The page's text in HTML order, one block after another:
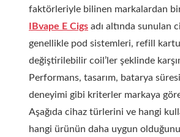
faktörleriyle bilinen markalardan
IBvape E Cigs adı altında sunulan
genellikle pod sistemleri, refill
değiştirilebilir coil’ler şeklinde
Performans, tasarım, batarya süresi
deneyimi gibi kriterler markaya
Aşağıda cihaz türlerini ve hangi
hangi ürünün daha uygun